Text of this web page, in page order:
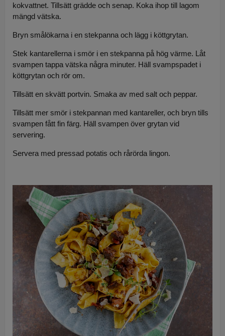
kokvattnet. Tillsätt grädde och senap. Koka ihop till lagom
mängd vätska.
Bryn smålökarna i en stekpanna och lägg i köttgrytan.
Stek kantarellerna i smör i en stekpanna på hög värme. Låt
svampen tappa vätska några minuter. Häll svampspadet i
köttgrytan och rör om.
Tillsätt en skvätt portvin. Smaka av med salt och peppar.
Tillsätt mer smör i stekpannan med kantareller, och bryn tills
svampen fått fin färg. Häll svampen över grytan vid
servering.
Servera med pressad potatis och rårörda lingon.